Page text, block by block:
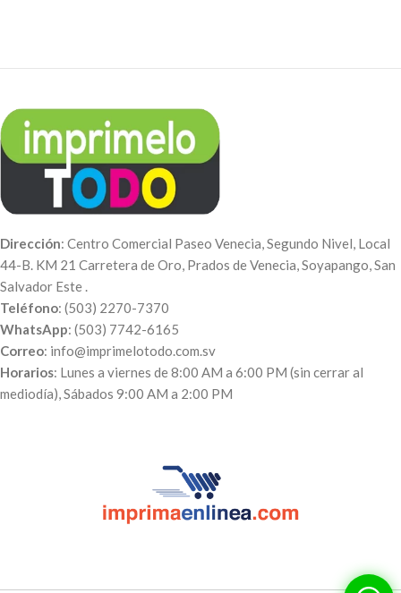
Pedidos de 50 cajas precio
unitario $ 0.50 c/u
Pedidos de 10 cajas precio
unitario $ 0.56 c/u
Dirección: Centro Comercial Paseo Venecia, Segundo Nivel, Local
44-B. KM 21 Carretera de Oro, Prados de Venecia, Soyapango, San
Salvador Este .
Teléfono: (503) 2270-7370
WhatsApp: (503) 7742-6165
Correo: info@imprimelotodo.com.sv
Horarios: Lunes a viernes de 8:00 AM a 6:00 PM (sin cerrar al
mediodía), Sábados 9:00 AM a 2:00 PM